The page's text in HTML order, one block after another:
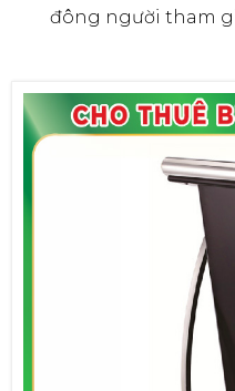
đông người tham